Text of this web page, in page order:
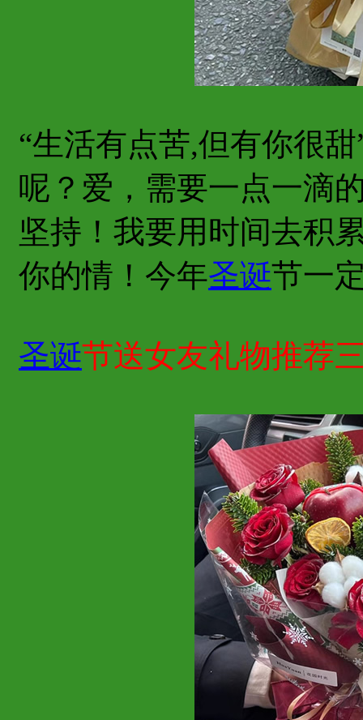
“生活有点苦,但有你很
呢？爱，需要一点一滴
坚持！我要用时间去积
你的情！今年圣诞节一
圣诞节送女友礼物推荐